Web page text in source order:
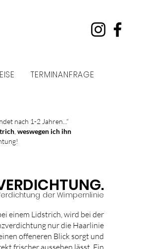
TERMINANFRAGE
nach 1-2 Jahren...“
, weswegen ich ihn
der Wimpernlinie
einem Lidstrich, wird bei der
nur die Haarlinie
offeneren Blick sorgt und
frischer aussehen lässt. Ein